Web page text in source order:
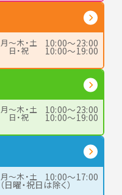
月〜木・土 10:00〜23:00
日・祝 10:00〜19:00
月〜木・土 10:00〜23:00
日・祝 10:00〜19:00
月〜木・土 10:00〜17:00
（日曜・祝日は除く）